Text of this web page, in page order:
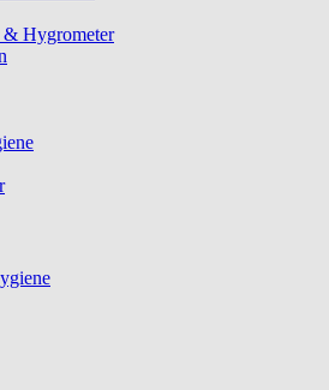
& Hygrometer